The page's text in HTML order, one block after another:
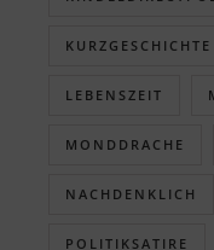
KURZGESCHICHTE
LEBENSZEIT
MONDDRACHE
NACHDENKLICH
POLITIKSATIRE